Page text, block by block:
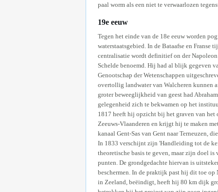
paal worm als een niet te verwaarlozen
19e eeuw
Tegen het einde van de 18e eeuw worden
waterstaatsgebied. In de Bataafse en Franse
centralisatie wordt definitief on der
Schelde benoemd. Hij had al blijk gegeven
Genootschap der Wetenschappen
overtollig landwater van Walcheren kunnen
groter beweeglijkheid van geest had
gelegenheid zich te bekwamen op het
1817 heeft hij opzicht bij het graven van het
Zeeuws-Vlaanderen en krijgt hij te maken
kanaal Gent-Sas van Gent naar Terneuzen,
In 1833 verschijnt zijn 'Handleiding tot de
theoretische basis te geven, maar zijn doel
punten. De grondgedachte hiervan is
beschermen. In de praktijk past hij dit toe
in Zeeland, beëindigt, heeft hij 80 km dijk